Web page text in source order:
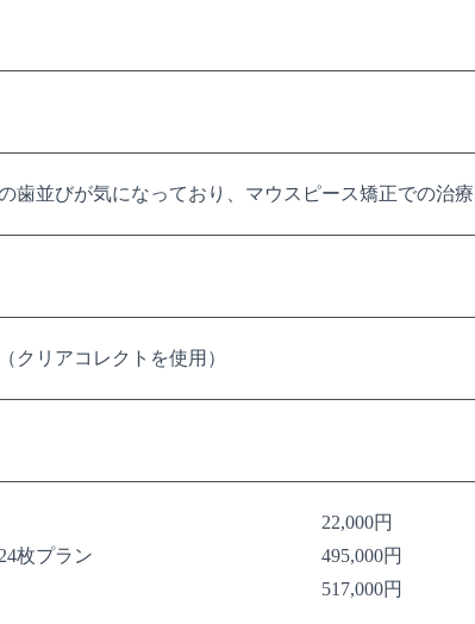
歯並びが気になっており、マウスピース矯正での治
クリアコレクトを使用）
22,000円
枚プラン
495,000円
517,000円